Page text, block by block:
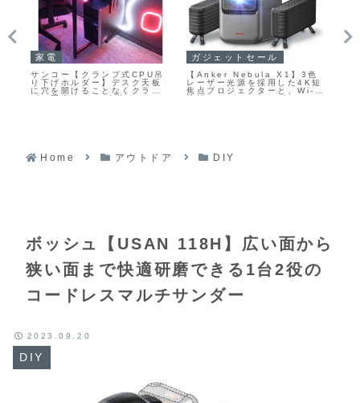
家電
サンコー【クランプ式CPU吊
り下げホルダー】デスク天板
に穴を開けることなくクラン
プで固定し、PC本体をデスク
ガジェットセール
【Anker Nebula X1】3色
レーザー光源を採用した4K短
焦点プロジェクターと、Wi-Fi
接続のサテライトスピーカー
Home アウトドア DIY
ボッシュ【USAN 118H】広い面から
狭い面まで快適研磨できる1台2役の
コードレスマルチサンダー
DIY
2023.09.20